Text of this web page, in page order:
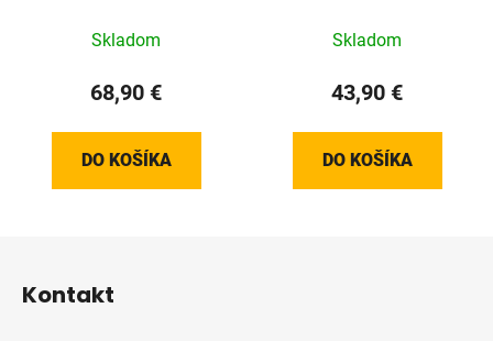
Skladom
68,90 €
DO KOŠÍKA
hnedý bok skladací
Skladom
43,90 €
DO KOŠÍKA
Kontakt